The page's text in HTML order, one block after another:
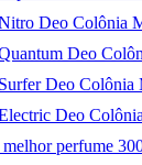
Deo Colônia
Deo
Deo Colônia
Deo
perfume